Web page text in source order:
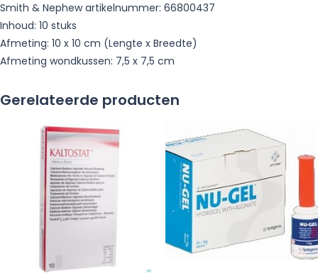
Smith & Nephew artikelnummer: 66800437
Inhoud: 10 stuks
Afmeting: 10 x 10 cm (Lengte x Breedte)
Afmeting wondkussen: 7,5 x 7,5 cm
Gerelateerde producten